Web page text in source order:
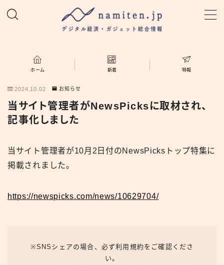
ホーム
新着
namiten.jp
ホーム 新着 特報
2024.10.02 お知らせ
当サイト管理者がNewsPicksに取材され、
記事化しました
当サイト管理者が10月2日付のNewsPicksトップ特集に
掲載されました。
https://newspicks.com/news/10629704/
※SNSシェアの場合、必ず利用規約をご確認くださ
い。